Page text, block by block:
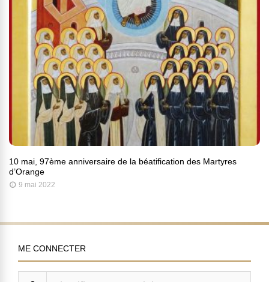
10 mai, 97ème anniversaire de la béatification des Martyres
d’Orange
9 mai 2022
ME CONNECTER